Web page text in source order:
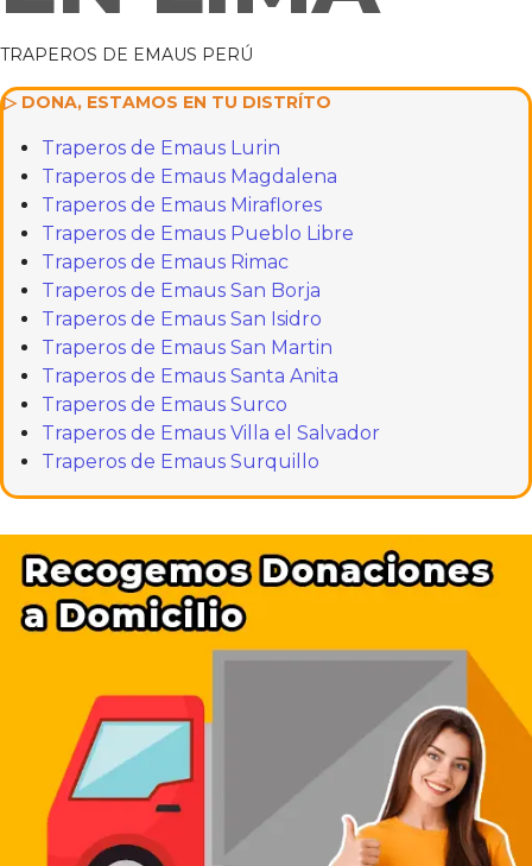
TRAPEROS DE EMAUS PERÚ
▷ DONA, ESTAMOS EN TU DISTRÍTO
Traperos de Emaus Lurin
Traperos de Emaus Magdalena
Traperos de Emaus Miraflores
Traperos de Emaus Pueblo Libre
Traperos de Emaus Rimac
Traperos de Emaus San Borja
Traperos de Emaus San Isidro
Traperos de Emaus San Martin
Traperos de Emaus Santa Anita
Traperos de Emaus Surco
Traperos de Emaus Villa el Salvador
Traperos de Emaus Surquillo